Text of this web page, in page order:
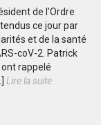
de l’Ordre
ce jour par
et de la santé
coV-2. Patrick
rappelé
Lire la suite